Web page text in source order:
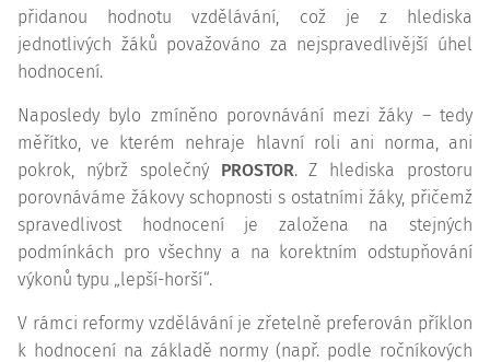
přidanou hodnotu vzdělávání, což je z hlediska
jednotlivých žáků považováno za nejspravedlivější úhel
hodnocení.
Naposledy bylo zmíněno porovnávání mezi žáky – tedy
měřítko, ve kterém nehraje hlavní roli ani norma, ani
pokrok, nýbrž společný PROSTOR. Z hlediska prostoru
porovnáváme žákovy schopnosti s ostatními žáky, přičemž
spravedlivost hodnocení je založena na stejných
podmínkách pro všechny a na korektním odstupňování
výkonů typu „lepší-horší“.
V rámci reformy vzdělávání je zřetelně preferován příklon
k hodnocení na základě normy (např. podle ročníkových